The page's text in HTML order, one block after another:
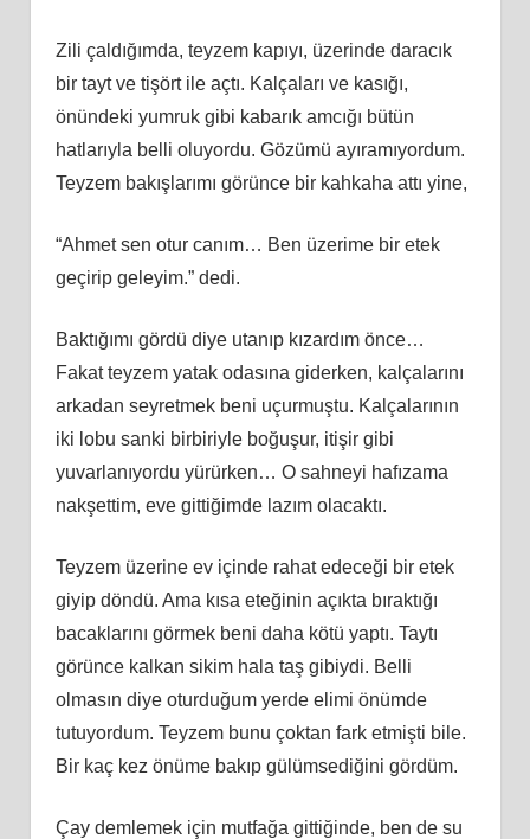
Zili çaldığımda, teyzem kapıyı, üzerinde daracık
bir tayt ve tişört ile açtı. Kalçaları ve kasığı,
önündeki yumruk gibi kabarık amcığı bütün
hatlarıyla belli oluyordu. Gözümü ayıramıyordum.
Teyzem bakışlarımı görünce bir kahkaha attı yine,
“Ahmet sen otur canım… Ben üzerime bir etek
geçirip geleyim.” dedi.
Baktığımı gördü diye utanıp kızardım önce…
Fakat teyzem yatak odasına giderken, kalçalarını
arkadan seyretmek beni uçurmuştu. Kalçalarının
iki lobu sanki birbiriyle boğuşur, itişir gibi
yuvarlanıyordu yürürken… O sahneyi hafızama
nakşettim, eve gittiğimde lazım olacaktı.
Teyzem üzerine ev içinde rahat edeceği bir etek
giyip döndü. Ama kısa eteğinin açıkta bıraktığı
bacaklarını görmek beni daha kötü yaptı. Taytı
görünce kalkan sikim hala taş gibiydi. Belli
olmasın diye oturduğum yerde elimi önümde
tutuyordum. Teyzem bunu çoktan fark etmişti bile.
Bir kaç kez önüme bakıp gülümsediğini gördüm.
Çay demlemek için mutfağa gittiğinde, ben de su